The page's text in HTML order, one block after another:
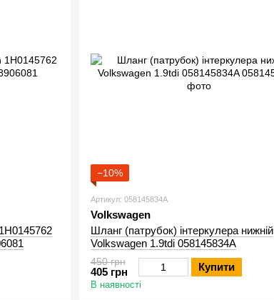
−10%
Артикул: 058145834A
Volkswagen
Шланг (патрубок) інтеркулера нижній
Volkswagen 1.9tdi 058145834A
450 грн
405 грн Купити
В наявності